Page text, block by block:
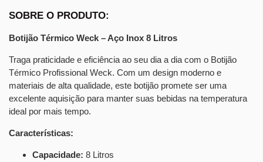
SOBRE O PRODUTO:
Botijão Térmico Weck – Aço Inox 8 Litros
Traga praticidade e eficiência ao seu dia a dia com o Botijão
Térmico Profissional Weck. Com um design moderno e
materiais de alta qualidade, este botijão promete ser uma
excelente aquisição para manter suas bebidas na temperatura
ideal por mais tempo.
Características:
Capacidade: 8 Litros